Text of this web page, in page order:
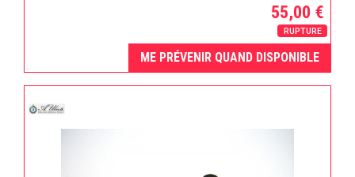
55,00 €
RUPTURE
ME PRÉVENIR QUAND DISPONIBLE